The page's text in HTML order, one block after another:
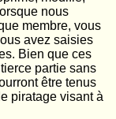
nous
membre, vous
avez saisies
Bien que ces
partie sans
être tenus
piratage visant à